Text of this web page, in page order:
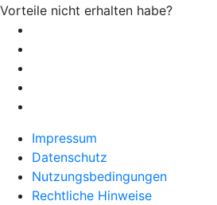
Vorteile nicht erhalten habe?
Impressum
Datenschutz
Nutzungsbedingungen
Rechtliche Hinweise